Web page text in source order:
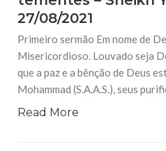
27/08/2021
Primeiro sermão Em nome de
Misericordioso. Louvado seja
que a paz e a bênção de Deus
Mohammad (S.A.A.S.), seus
Read More